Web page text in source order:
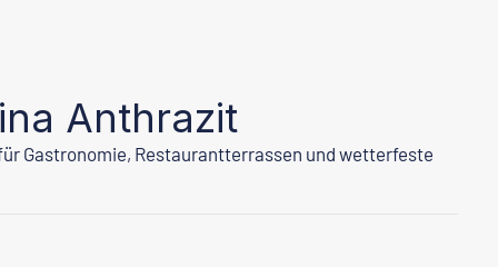
Anthrazit
Gastronomie, Restaurantterrassen und wetterfeste